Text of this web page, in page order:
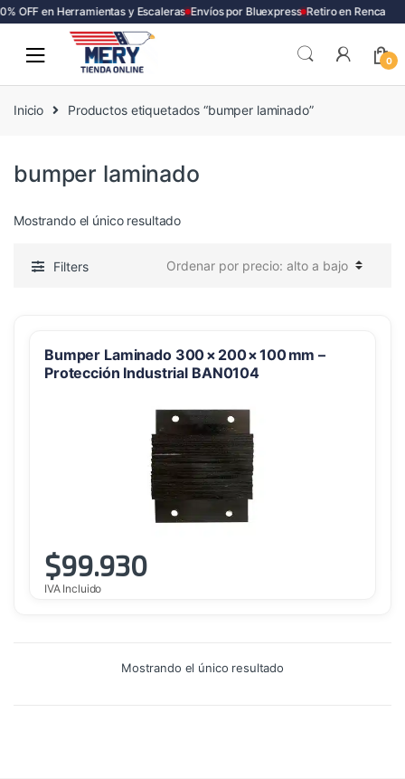
OFF en Herramientas y Escaleras Envíos por Bluexpress Retiro en Renca
0
Inicio Productos etiquetados “bumper laminado”
bumper laminado
Mostrando el único resultado
Filters
Bumper Laminado 300 × 200 × 100 mm –
Protección Industrial BAN0104
$99.930
IVA Incluido
Mostrando el único resultado